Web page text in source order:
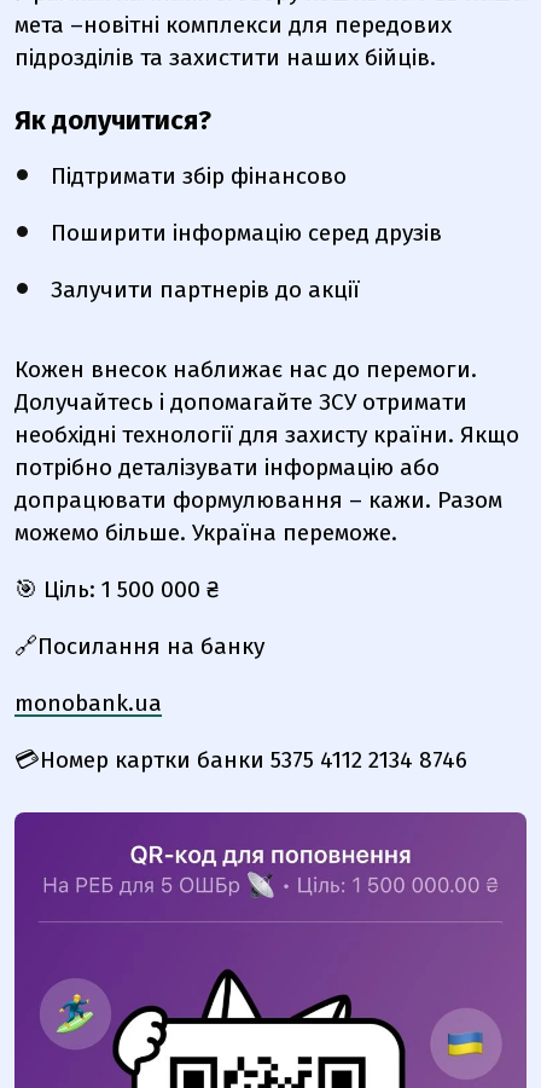
мета –новітні комплекси для передових
підрозділів та захистити наших бійців.
Як долучитися?
Підтримати збір фінансово
Поширити інформацію серед друзів
Залучити партнерів до акції
Кожен внесок наближає нас до перемоги.
Долучайтесь і допомагайте ЗСУ отримати
необхідні технології для захисту країни. Якщо
потрібно деталізувати інформацію або
допрацювати формулювання – кажи. Разом
можемо більше. Україна переможе.
🎯 Ціль: 1 500 000 ₴
🔗Посилання на банку
monobank.ua
💳Номер картки банки 5375 4112 2134 8746